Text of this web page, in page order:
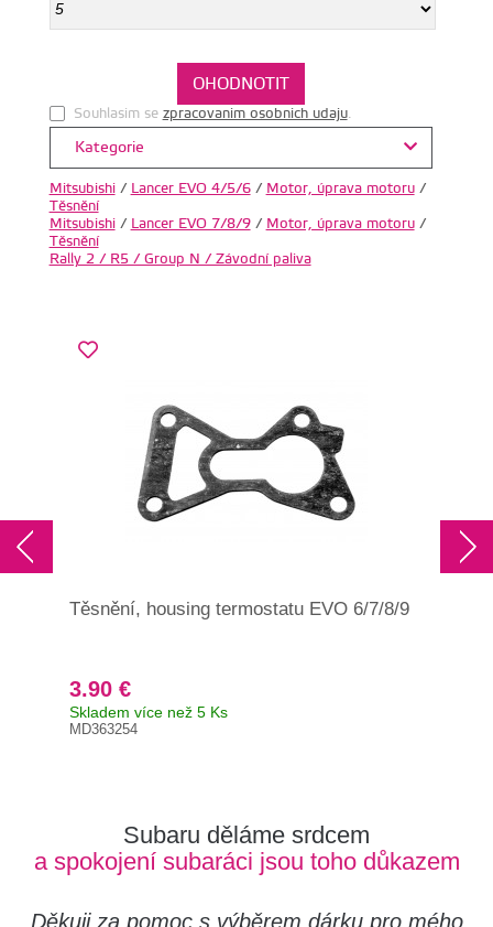
Souhlasim se zpracovanim osobnich udaju.
Kategorie
Mitsubishi/ Lancer EVO 4/5/6/ Motor, úprava motoru/
Těsnění
Mitsubishi/ Lancer EVO 7/8/9/ Motor, úprava motoru/
Těsnění
Rally 2 / R5 / Group N / Závodní paliva
Těsnění, housing termostatu EVO 6/7/8/9
3.90 €
Skladem více než 5 Ks
MD363254
Subaru děláme srdcem
a spokojení subaráci jsou toho důkazem
Děkuji za pomoc s výběrem dárku pro mého